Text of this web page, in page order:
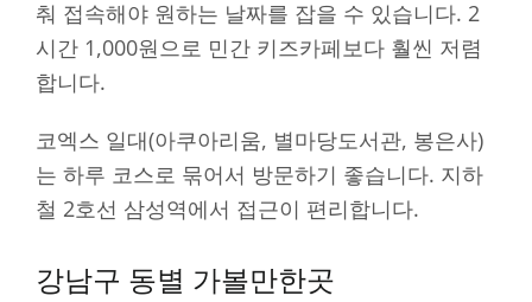
춰 접속해야 원하는 날짜를 잡을 수 있습니다. 2
시간 1,000원으로 민간 키즈카페보다 훨씬 저렴
합니다.
코엑스 일대(아쿠아리움, 별마당도서관, 봉은사)
는 하루 코스로 묶어서 방문하기 좋습니다. 지하
철 2호선 삼성역에서 접근이 편리합니다.
강남구 동별 가볼만한곳